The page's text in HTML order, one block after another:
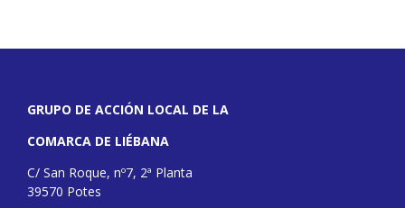
GRUPO DE ACCIÓN LOCAL DE LA
COMARCA DE LIÉBANA
C/ San Roque, nº7, 2ª Planta
39570 Potes